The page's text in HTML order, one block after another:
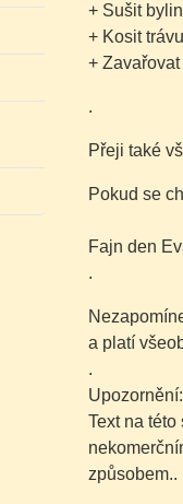
+ Sušit
+ Kosit trávu
+
.
Přeji také
Pokud se
Fajn den
.
a platí
.
Upozornění:
Text na
způsobem..